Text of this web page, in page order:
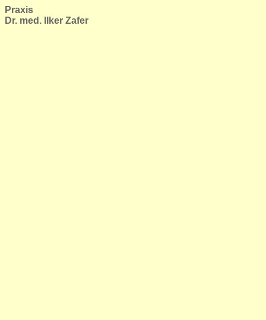
Praxis
Dr. med. Ilker Zafer